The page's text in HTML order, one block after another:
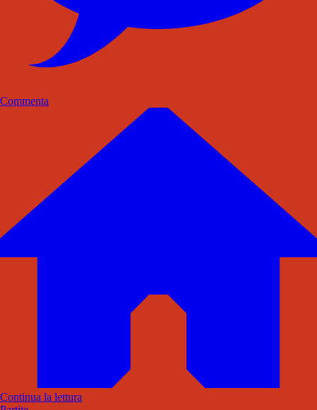
Commenta
Continua la lettura